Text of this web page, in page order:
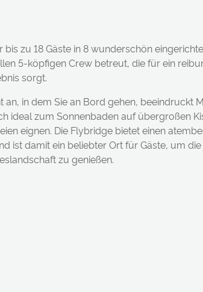
bis zu 18 Gäste in 8 wunderschön
5-köpfigen Crew betreut, die für ein
sorgt.
an, in dem Sie an Bord gehen, beeindruckt
ideal zum Sonnenbaden auf übergroßen
eignen. Die Flybridge bietet einen
ist damit ein beliebter Ort für Gäste, um
zu genießen.